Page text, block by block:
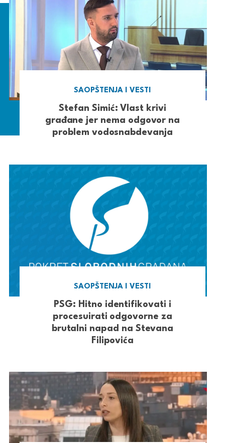
SAOPŠTENJA I VESTI
Stefan Simić: Vlast krivi
građane jer nema odgovor na
problem vodosnabdevanja
SAOPŠTENJA I VESTI
PSG: Hitno identifikovati i
procesuirati odgovorne za
brutalni napad na Stevana
Filipovića